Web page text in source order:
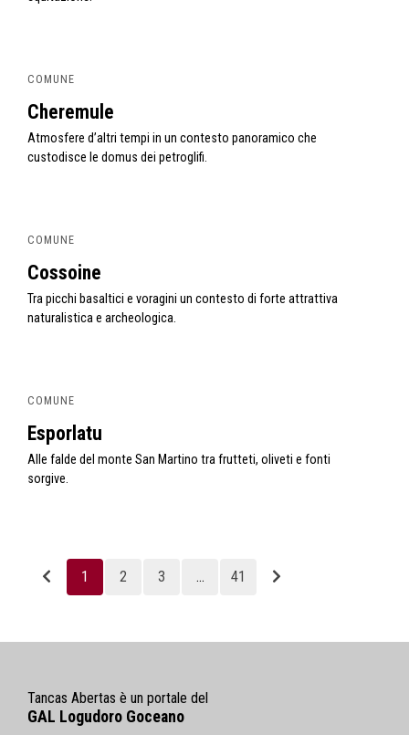
COMUNE
Cheremule
Atmosfere d’altri tempi in un contesto panoramico che
custodisce le domus dei petroglifi.
COMUNE
Cossoine
Tra picchi basaltici e voragini un contesto di forte attrattiva
naturalistica e archeologica.
COMUNE
Esporlatu
Alle falde del monte San Martino tra frutteti, oliveti e fonti
sorgive.
1 2 3 ... 41
Tancas Abertas è un portale del
GAL Logudoro Goceano